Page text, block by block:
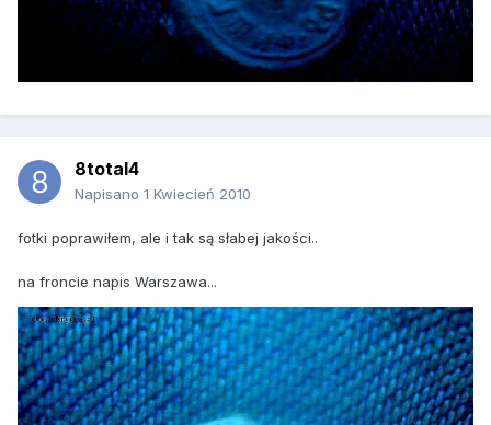
8total4
Napisano 1 Kwiecień 2010
fotki poprawiłem, ale i tak są słabej jakości..
na froncie napis Warszawa...